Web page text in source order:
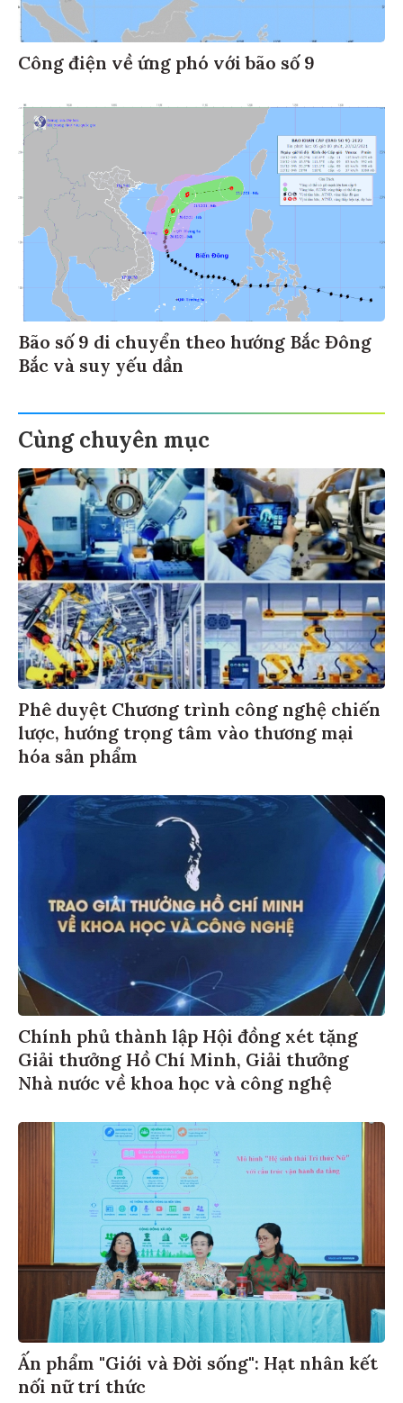
Công điện về ứng phó với bão số 9
Bão số 9 di chuyển theo hướng Bắc Đông
Bắc và suy yếu dần
Cùng chuyên mục
Phê duyệt Chương trình công nghệ chiến
lược, hướng trọng tâm vào thương mại
hóa sản phẩm
Chính phủ thành lập Hội đồng xét tặng
Giải thưởng Hồ Chí Minh, Giải thưởng
Nhà nước về khoa học và công nghệ
Ấn phẩm "Giới và Đời sống": Hạt nhân kết
nối nữ trí thức